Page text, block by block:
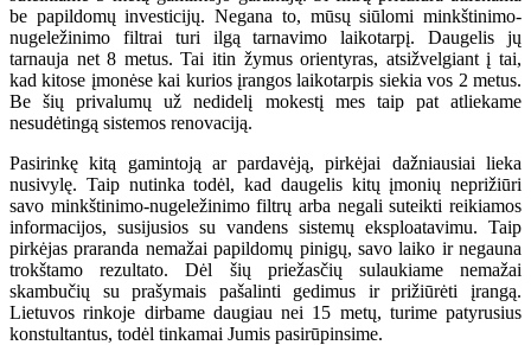
be papildomų investicijų. Negana to, mūsų siūlomi minkštinimo-
nugeležinimo filtrai turi ilgą tarnavimo laikotarpį. Daugelis jų
tarnauja net 8 metus. Tai itin žymus orientyras, atsižvelgiant į tai,
kad kitose įmonėse kai kurios įrangos laikotarpis siekia vos 2 metus.
Be šių privalumų už nedidelį mokestį mes taip pat atliekame
nesudėtingą sistemos renovaciją.
Pasirinkę kitą gamintoją ar pardavėją, pirkėjai dažniausiai lieka
nusivylę. Taip nutinka todėl, kad daugelis kitų įmonių neprižiūri
savo minkštinimo-nugeležinimo filtrų arba negali suteikti reikiamos
informacijos, susijusios su vandens sistemų eksploatavimu. Taip
pirkėjas praranda nemažai papildomų pinigų, savo laiko ir negauna
trokštamo rezultato. Dėl šių priežasčių sulaukiame nemažai
skambučių su prašymais pašalinti gedimus ir prižiūrėti įrangą.
Lietuvos rinkoje dirbame daugiau nei 15 metų, turime patyrusius
konstultantus, todėl tinkamai Jumis pasirūpinsime.